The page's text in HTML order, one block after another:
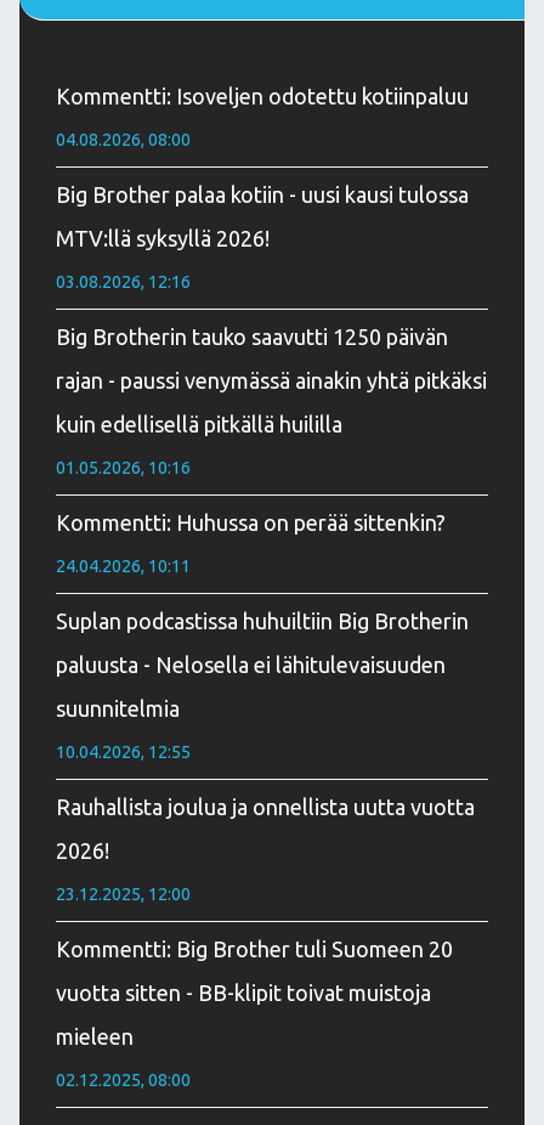
Kommentti: Isoveljen odotettu kotiinpaluu
04.08.2026, 08:00
Big Brother palaa kotiin - uusi kausi tulossa
MTV:llä syksyllä 2026!
03.08.2026, 12:16
Big Brotherin tauko saavutti 1250 päivän
rajan - paussi venymässä ainakin yhtä pitkäksi
kuin edellisellä pitkällä huililla
01.05.2026, 10:16
Kommentti: Huhussa on perää sittenkin?
24.04.2026, 10:11
Suplan podcastissa huhuiltiin Big Brotherin
paluusta - Nelosella ei lähitulevaisuuden
suunnitelmia
10.04.2026, 12:55
Rauhallista joulua ja onnellista uutta vuotta
2026!
23.12.2025, 12:00
Kommentti: Big Brother tuli Suomeen 20
vuotta sitten - BB-klipit toivat muistoja
mieleen
02.12.2025, 08:00